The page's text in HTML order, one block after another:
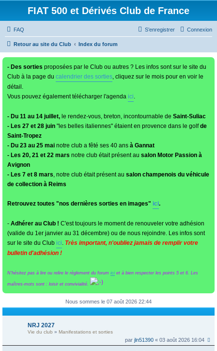
FIAT 500 et Dérivés Club de France
FAQ Connexion
S’enregistrer
Retour au site du Club Index du forum
- Des sorties proposées par le Club ou autres ? Les infos sont sur le site du
Club à la page du calendrier des sorties, cliquez sur le mois pour en voir le
détail.
Vous pouvez également télécharger l'agenda ici.
- Du 11 au 14 juillet, le rendez-vous, breton, incontournable de Saint-Suliac
- Les 27 et 28 juin "les belles italiennes" étaient en provence dans le golfde
Saint-Tropez
- Du 23 au 25 mai notre club a fêté ses 40 ans à Gannat
- Les 20, 21 et 22 mars notre club était présent au salon Motor Passion à
Avignon
- Les 7 et 8 mars, notre club était présent au salon champenois du véhicule
de collection à Reims
Retrouvez toutes "nos dernières sorties en images" ici.
- Adhérer au Club ! C'est toujours le moment de renouveler votre adhésion
(valide du 1er janvier au 31 décembre) ou de nous rejoindre. Les infos sont
sur le site du Club ici. Très important, n'oubliez jamais de remplir votre
bulletin d'adhésion !
N'hésitez pas à lire ou relire le règlement du forum ici et à bien respecter les points 5 et 6. Les
maîtres-mots sont : loisir et convivialité.
Nous sommes le 07 août 2026 22:44
NRJ 2027
Vie du club » Manifestations et sorties
parjln51390 « 03 août 2026 16:04